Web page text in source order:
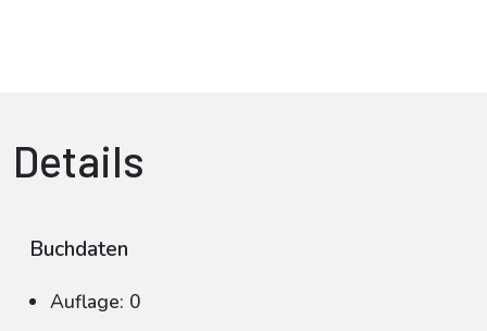
Details
Buchdaten
Auflage: 0